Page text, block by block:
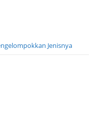
Jenisnya